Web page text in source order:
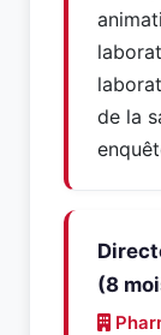
de la
(8